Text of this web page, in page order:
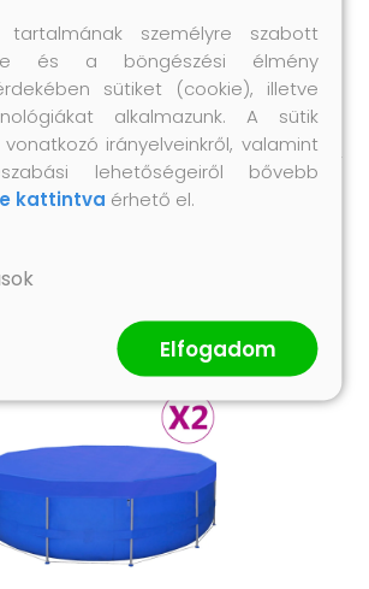
a kötél rögzítéséhez
100%
tartalmának személyre szabott
és a böngészési élmény
sütiket (cookie), illetve
alkalmazunk. A sütik
irányelveinkről, valamint
lehetőségeiről bővebb
kattintva érhető el.
Elfogadom